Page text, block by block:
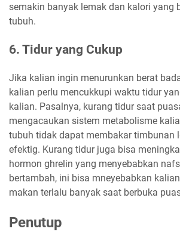
semakin banyak lemak dan kalori yang
tubuh.
6. Tidur yang Cukup
Jika kalian ingin menurunkan berat
kalian perlu mencukkupi waktu tidur
kalian. Pasalnya, kurang tidur saat
mengacaukan sistem metabolisme
tubuh tidak dapat membakar timbunan
efektig. Kurang tidur juga bisa
hormon ghrelin yang menyebabkan
bertambah, ini bisa mneyebabkan
makan terlalu banyak saat berbuka
Penutup